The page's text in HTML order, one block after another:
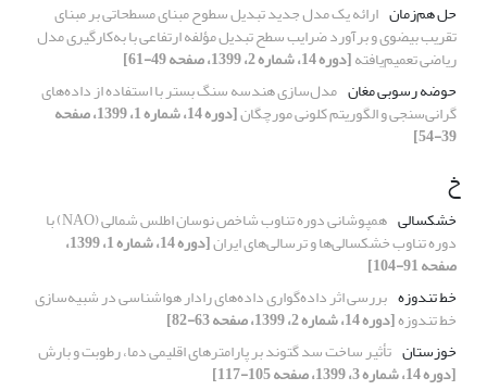
حل هم‌زمان ارائه یک مدل جدید تبدیل سطوح مبنای مسطحاتی بر مبنای
تقریب بیضوی و برآورد ضرایب سطح تبدیل مؤلفه ارتفاعی با به‌کارگیری مدل
ریاضی تعمیم‌یافته[دوره 14، شماره 2، 1399، صفحه 49-61]
حوضه رسوبی مغان مدل‌سازی هندسه سنگ بستر با استفاده از داده‌های
گرانی‌سنجی و الگوریتم کلونی مورچگان [دوره 14، شماره 1، 1399، صفحه
39-54]
خ
خشکسالی همپوشانی دوره تناوب شاخص نوسان اطلس شمالی (NAO) با
دوره تناوب خشکسالی‌ها و ترسالی‌های ایران [دوره 14، شماره 1، 1399،
صفحه 91-104]
خط تندوزه بررسی اثر داده‌گواری داده‌های رادار هواشناسی در شبیه‌سازی
خط تندوزه[دوره 14، شماره 2، 1399، صفحه 63-82]
خوزستان تأثیر ساخت سد گتوند بر پارامترهای اقلیمی دما، رطوبت و بارش
[دوره 14، شماره 3، 1399، صفحه 105-117]